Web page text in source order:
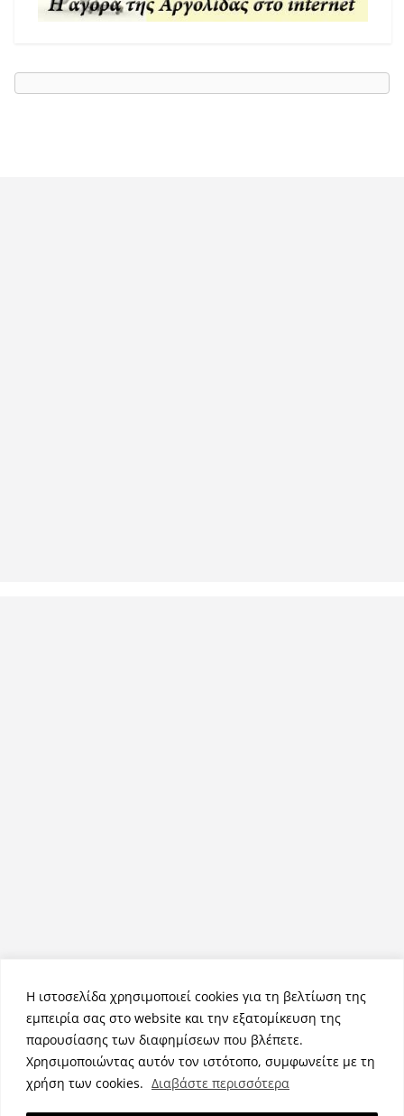
Η ιστοσελίδα χρησιμοποιεί cookies για τη βελτίωση της
εμπειρία σας στο website και την εξατομίκευση της
παρουσίασης των διαφημίσεων που βλέπετε.
Χρησιμοποιώντας αυτόν τον ιστότοπο, συμφωνείτε με τη
χρήση των cookies. Διαβάστε περισσότερα
Πνευματικά Δικαιώματα © 2026NemeaPress. Τα πνευματικά
δικαιώματα προστατεύονται.
Θέμα:ColorMagαπό ThemeGrill. Κατασκευασμένο με